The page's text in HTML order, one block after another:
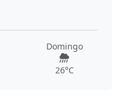
Domingo
26°C